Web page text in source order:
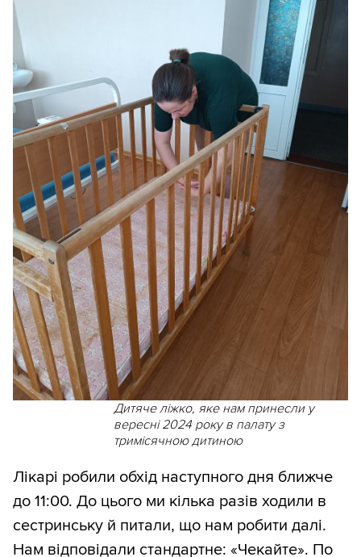
Дитяче ліжко, яке нам принесли у
вересні 2024 року в палату з
тримісячною дитиною
Лікарі робили обхід наступного дня ближче
до 11:00. До цього ми кілька разів ходили в
сестринську й питали, що нам робити далі.
Нам відповідали стандартне: «Чекайте». По